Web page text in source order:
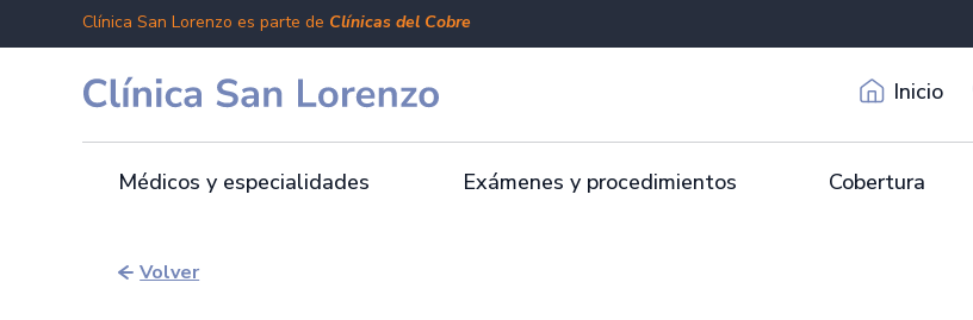
Clínica San Lorenzo es parte de Clínicas del Cobre
Inicio
Médicos y especialidades Exámenes y procedimientos Cobertura
Volver